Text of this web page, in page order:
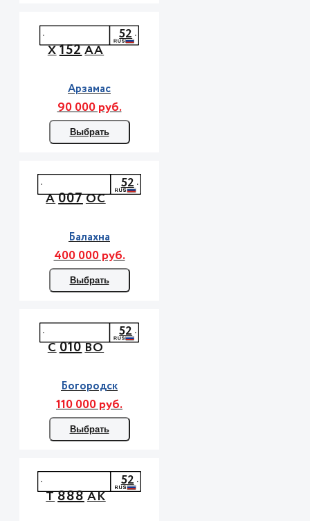
Х152АА
52
Арзамас
90 000 руб.
Выбрать
А007ОС
52
Балахна
400 000 руб.
Выбрать
С010ВО
52
Богородск
110 000 руб.
Выбрать
Т888АК
52